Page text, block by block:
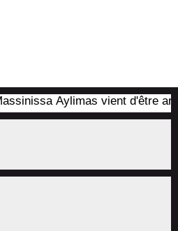
Aylimas vient d'être